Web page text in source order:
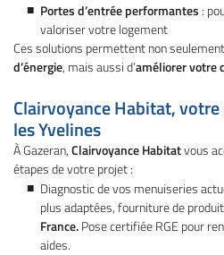
Portes d’entrée performantes :
valoriser votre logement
Ces solutions permettent non
d’énergie, mais aussi d’améliorer votre
Clairvoyance Habitat, votre
les Yvelines
À Gazeran,Clairvoyance Habitatvous
étapes de votre projet :
Diagnostic de vos menuiseries
plus adaptées, fourniture de
France.Pose certifiée RGE pour
aides.